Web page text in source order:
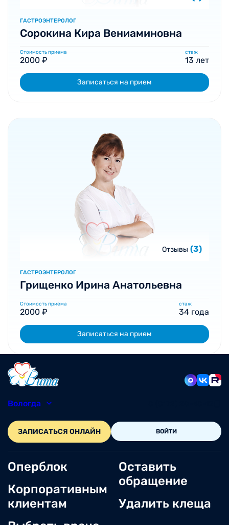
ГАСТРОЭНТЕРОЛОГ
Сорокина Кира Вениаминовна
Стоимость приема
2000 ₽
стаж
13 лет
Записаться на прием
Отзывы (3)
ГАСТРОЭНТЕРОЛОГ
Грищенко Ирина Анатольевна
Стоимость приема
2000 ₽
стаж
34 года
Записаться на прием
Вологда
ЗАПИСАТЬСЯ ОНЛАЙН ВОЙТИ
Оперблок
Корпоративным
клиентам
Оставить
обращение
Удалить клеща